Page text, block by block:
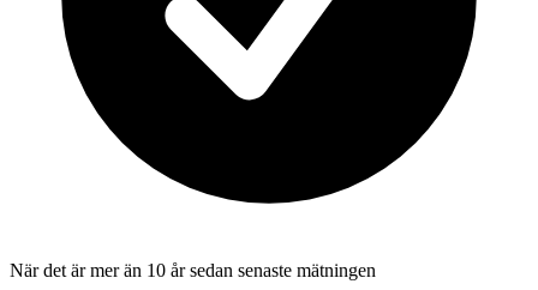
När det är mer än 10 år sedan senaste mätningen